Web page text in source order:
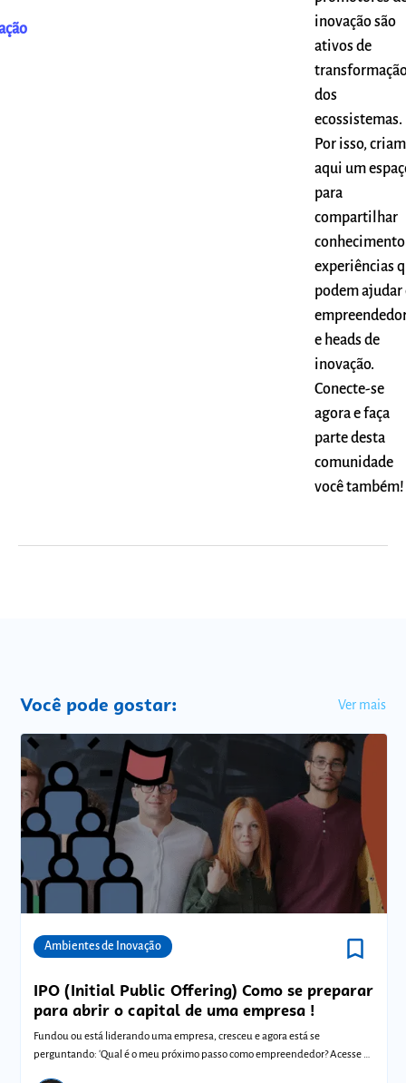
inovação são
ativos de
dos
ecossistemas.
Por isso,
aqui um
para
compartilhar
conhecimento
experiências
podem ajudar
e heads de
inovação.
Conecte-se
agora e faça
parte desta
comunidade
você também!
Você pode gostar: Ver mais
Ambientes de Inovação bookmark_border
IPO (Initial Public Offering) Como se preparar
para abrir o capital de uma empresa !
Fundou ou está liderando uma empresa, cresceu e agora está se
perguntando: 'Qual é o meu próximo passo como empreendedor? Acesse e